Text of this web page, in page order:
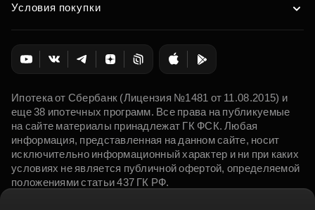
Условия покупки
Ипотека от Сбербанк (Лицензия №1481 от 11.08.2015) и
еще 38 ипотечных программ. Все права на публикуемые
на сайте материалы принадлежат ГК ФСК. Любая
информация, представленная на данном сайте, носит
исключительно информационный характер и ни при каких
условиях не является публичной офертой, определяемой
положениями статьи 437 ГК РФ.